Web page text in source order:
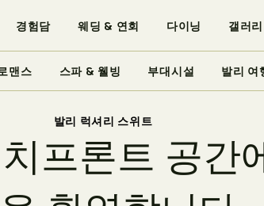
러리
경험담 웨딩 & 연회 다이닝 갤러리
맨스 스파 & 웰빙 부대시설 발리 여
발리 럭셔리 스위트
치프론트 공간